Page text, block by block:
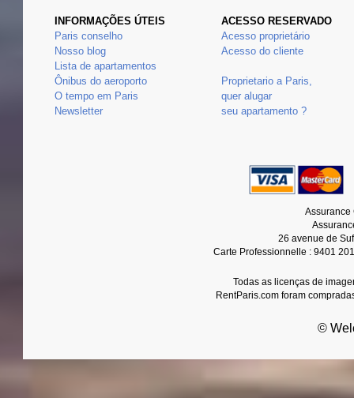
INFORMAÇÕES ÚTEIS
Paris conselho
Nosso blog
Lista de apartamentos
Ônibus do aeroporto
O tempo em Paris
Newsletter
ACESSO RESERVADO
Acesso proprietário
Acesso do cliente
Proprietario a Paris,
quer alugar
seu apartamento ?
Assurance
26 avenue de
Carte Professionnelle : 9401
Todas as licenças de
RentParis.com foram
©